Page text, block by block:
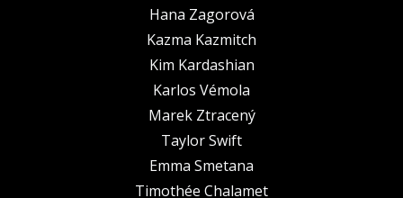
Hana Zagorová
Kazma Kazmitch
Kim Kardashian
Karlos Vémola
Marek Ztracený
Taylor Swift
Emma Smetana
Timothée Chalamet